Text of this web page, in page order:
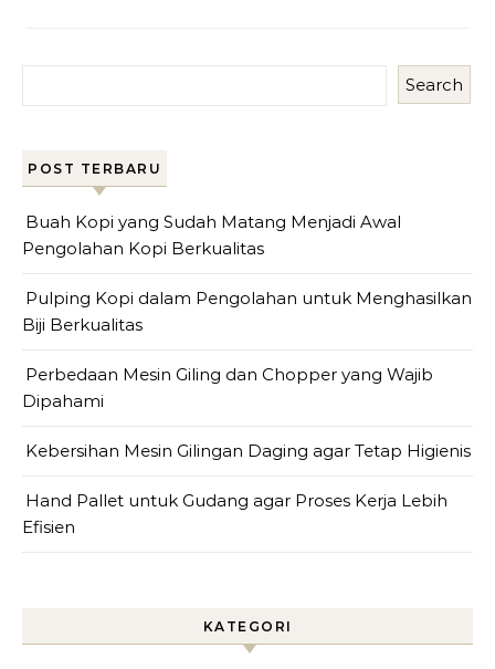
Search
POST TERBARU
Buah Kopi yang Sudah Matang Menjadi Awal
Pengolahan Kopi Berkualitas
Pulping Kopi dalam Pengolahan untuk Menghasilkan
Biji Berkualitas
Perbedaan Mesin Giling dan Chopper yang Wajib
Dipahami
Kebersihan Mesin Gilingan Daging agar Tetap Higienis
Hand Pallet untuk Gudang agar Proses Kerja Lebih
Efisien
KATEGORI